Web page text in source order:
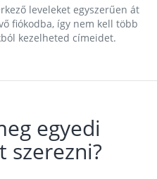
leveleket egyszerűen át
fiókodba, így nem kell több
kezelheted címeidet.
egyedi
szerezni?